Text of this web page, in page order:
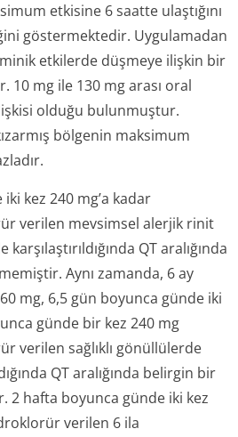
etkisine 6 saatte ulaştığını
göstermektedir. Uygulamadan
etkilerde düşmeye ilişkin bir
10 mg ile 130 mg arası oral
olduğu bulunmuştur.
bölgenin maksimum
kez 240 mg’a kadar
verilen mevsimsel alerjik rinit
QT aralığında
Aynı zamanda, 6 ay
mg, 6,5 gün boyunca günde iki
günde bir kez 240 mg
verilen sağlıklı gönüllülerde
QT aralığında belirgin bir
2 hafta boyunca günde iki kez
verilen 6 ila